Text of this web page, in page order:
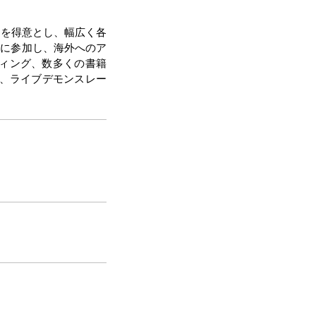
得意とし、幅広く各
参加し、海外へのア
ング、数多くの書籍
ライブデモンスレー